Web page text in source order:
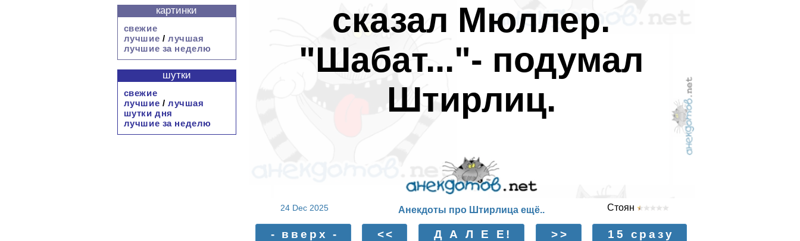
сказал Мюллер.
"Шабат..."- подумал
Штирлиц.
24 Dec 2025 Анекдоты про Штирлица ещё.. Стоян
- вверх - << Д А Л Е Е! >> 15 сразу
картинки
свежие
лучшие / лучшая
лучшие за неделю
шутки
свежие
лучшие / лучшая
шутки дня
лучшие за неделю